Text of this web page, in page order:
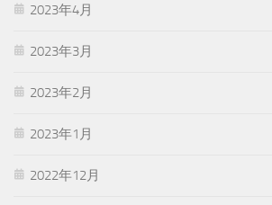
2023年4月
2023年3月
2023年2月
2023年1月
2022年12月